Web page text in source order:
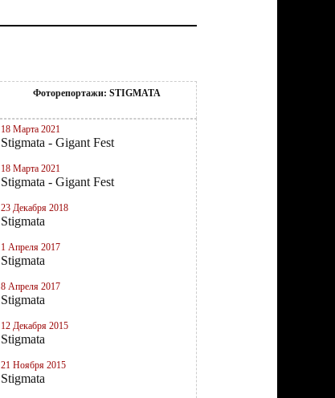
Фоторепортажи: STIGMATA
18 Марта 2021
Stigmata - Gigant Fest
18 Марта 2021
Stigmata - Gigant Fest
23 Декабря 2018
Stigmata
1 Апреля 2017
Stigmata
8 Апреля 2017
Stigmata
12 Декабря 2015
Stigmata
21 Ноября 2015
Stigmata